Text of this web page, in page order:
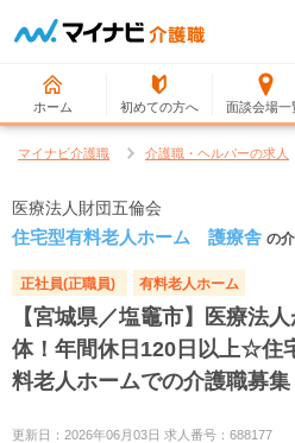
ホーム 初めての方へ 面談会場一
マイナビ介護職 介護職・ヘルパーの求人
医療法人財団五倫会
住宅型有料老人ホーム 護療舎 の
正社員(正職員) 有料老人ホーム
【宮城県／塩竈市】医療法
体！年間休日120日以上☆住
料老人ホームでの介護職募集
更新日：2026年06月03日 求人番号：688177